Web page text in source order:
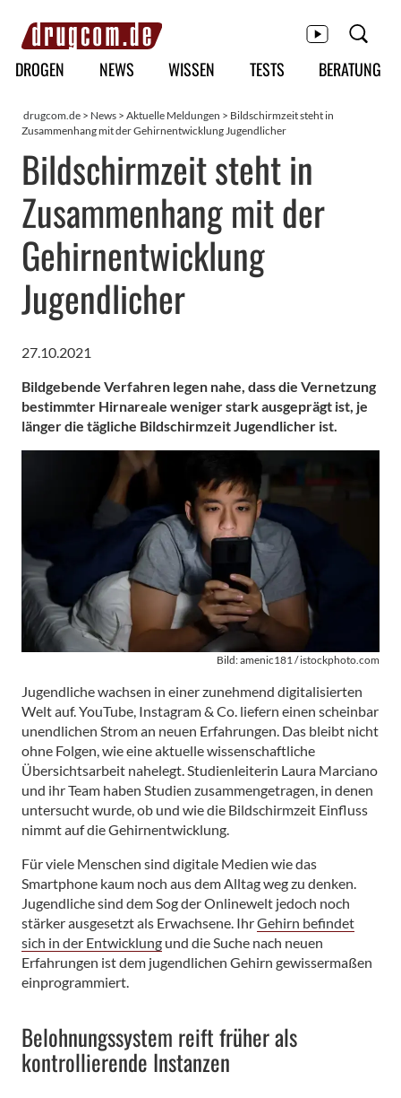
Hauptmenü
DROGEN NEWS WISSEN TESTS BERATUNG
drugcom.de > News > Aktuelle Meldungen > Bildschirmzeit steht in
Zusammenhang mit der Gehirnentwicklung Jugendlicher
Bildschirmzeit steht in
Zusammenhang mit der
Gehirnentwicklung
Jugendlicher
27.10.2021
Bildgebende Verfahren legen nahe, dass die Vernetzung
bestimmter Hirnareale weniger stark ausgeprägt ist, je
länger die tägliche Bildschirmzeit Jugendlicher ist.
Bild: amenic181 / istockphoto.com
Jugendliche wachsen in einer zunehmend digitalisierten
Welt auf. YouTube, Instagram & Co. liefern einen scheinbar
unendlichen Strom an neuen Erfahrungen. Das bleibt nicht
ohne Folgen, wie eine aktuelle wissenschaftliche
Übersichtsarbeit nahelegt. Studienleiterin Laura Marciano
und ihr Team haben Studien zusammengetragen, in denen
untersucht wurde, ob und wie die Bildschirmzeit Einfluss
nimmt auf die Gehirnentwicklung.
Für viele Menschen sind digitale Medien wie das
Smartphone kaum noch aus dem Alltag weg zu denken.
Jugendliche sind dem Sog der Onlinewelt jedoch noch
stärker ausgesetzt als Erwachsene. IhrGehirn befindet
sich in der Entwicklung und die Suche nach neuen
Erfahrungen ist dem jugendlichen Gehirn gewissermaßen
einprogrammiert.
Belohnungssystem reift früher als
kontrollierende Instanzen